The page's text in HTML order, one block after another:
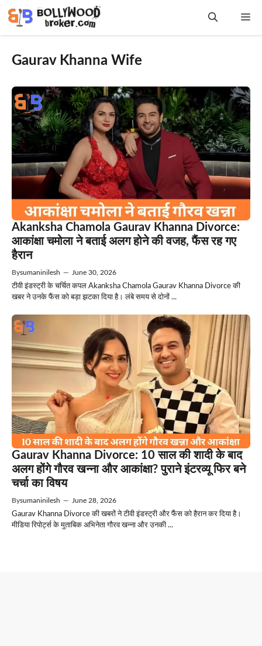
Gaurav Khanna Wife
Akanksha Chamola Gaurav Khanna Divorce:
आकांक्षा चमोला ने बताई अलग होने की वजह, फैंस रह गए
हैरान
Bysumaninilesh — June 30, 2026
टीवी इंडस्ट्री के चर्चित कपल Akanksha Chamola Gaurav Khanna Divorce की
खबर ने उनके फैंस को बड़ा झटका दिया है। लंबे समय से दोनों ...
Gaurav Khanna Divorce: 10 साल की शादी के बाद
अलग होंगे गौरव खन्ना और आकांक्षा? पुराने इंटरव्यू फिर बने
चर्चा का विषय
Bysumaninilesh — June 28, 2026
Gaurav Khanna Divorce की खबरों ने टीवी इंडस्ट्री और फैंस को हैरान कर दिया है।
मीडिया रिपोर्ट्स के मुताबिक अभिनेता गौरव खन्ना और उनकी ...